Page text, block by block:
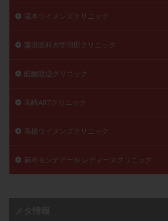
蔵本ウイメンズクリニック
藤田医科大学羽田クリニック
醍醐渡辺クリニック
高崎ARTクリニック
高橋ウイメンズクリニック
麻布モンテアール レディースクリニック